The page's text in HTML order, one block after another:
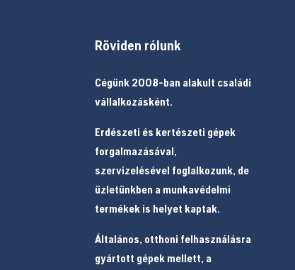
Röviden rólunk
Cégünk 2008-ban alakult családi
vállalkozásként.
Erdészeti és kertészeti gépek
forgalmazásával,
szervizelésével foglalkozunk, de
üzletünkben a munkavédelmi
termékek is helyet kaptak.
Általános, otthoni felhasználásra
gyártott gépek mellett, a